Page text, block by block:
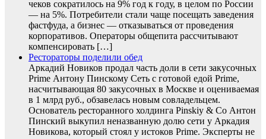
чеков сократилось на 9% год к году, в целом по России
— на 5%. Потребители стали чаще посещать заведения
фастфуда, а бизнес — отказываться от проведения
корпоративов. Операторы общепита рассчитывают
компенсировать […]
Рестораторы поделили обед
Аркадий Новиков продал часть доли в сети закусочных
Prime Антону Пинскому Сеть с готовой едой Prime,
насчитывающая 80 закусочных в Москве и оцениваемая
в 1 млрд руб., обзавелась новым совладельцем.
Основатель ресторанного холдинга Pinskiy & Co Антон
Пинский выкупил неназванную долю сети у Аркадия
Новикова, который стоял у истоков Prime. Эксперты не